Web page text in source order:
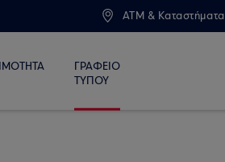
ATM & Καταστήματα
ΓΡΑΦΕΙΟ
ΤΥΠΟΥ